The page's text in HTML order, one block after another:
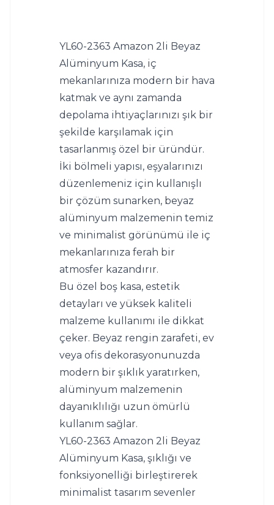
YL60-2363 Amazon 2li Beyaz
Alüminyum Kasa, iç
mekanlarınıza modern bir hava
katmak ve aynı zamanda
depolama ihtiyaçlarınızı şık bir
şekilde karşılamak için
tasarlanmış özel bir üründür.
İki bölmeli yapısı, eşyalarınızı
düzenlemeniz için kullanışlı
bir çözüm sunarken, beyaz
alüminyum malzemenin temiz
ve minimalist görünümü ile iç
mekanlarınıza ferah bir
atmosfer kazandırır.
Bu özel boş kasa, estetik
detayları ve yüksek kaliteli
malzeme kullanımı ile dikkat
çeker. Beyaz rengin zarafeti, ev
veya ofis dekorasyonunuzda
modern bir şıklık yaratırken,
alüminyum malzemenin
dayanıklılığı uzun ömürlü
kullanım sağlar.
YL60-2363 Amazon 2li Beyaz
Alüminyum Kasa, şıklığı ve
fonksiyonelliği birleştirerek
minimalist tasarım sevenler